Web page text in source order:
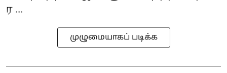
ர ...
முழுமையாகப் படிக்க